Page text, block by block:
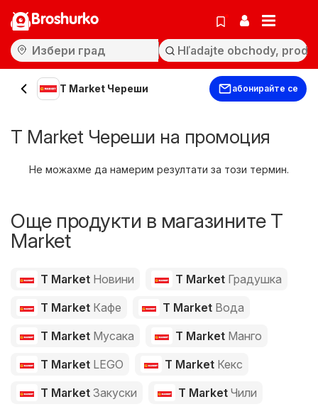
Broshurko
T Market Череши абонирайте се
T Market Череши на промоция
Не можахме да намерим резултати за този термин.
Още продукти в магазините T
Market
T Market Новини T Market Градушка
T Market Кафе T Market Вода
T Market Мусака T Market Манго
T Market LEGO T Market Кекс
T Market Закуски T Market Чили